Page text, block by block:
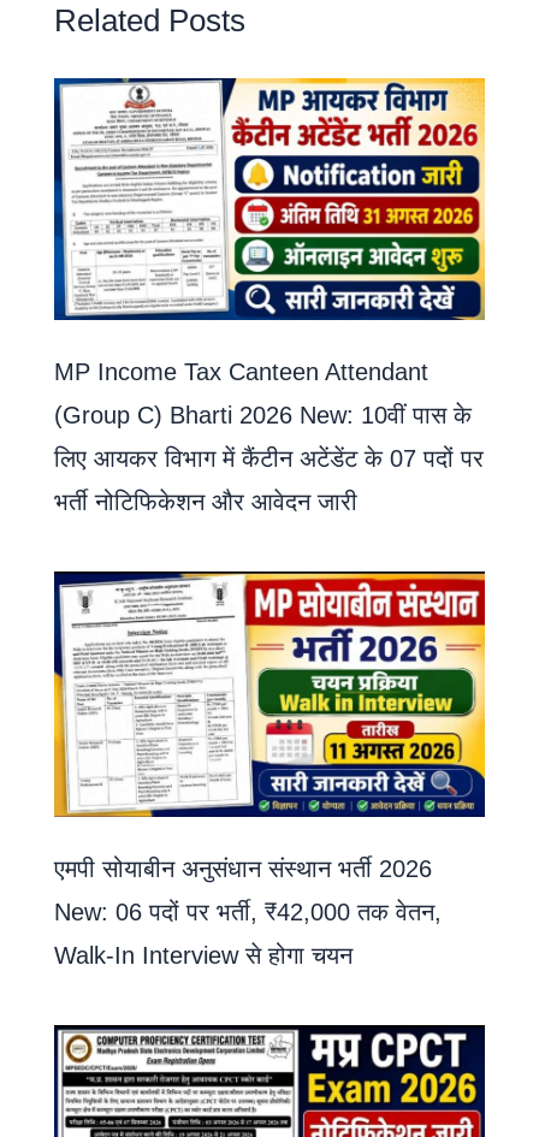
Related Posts
MP Income Tax Canteen Attendant
(Group C) Bharti 2026 New: 10वीं पास के
लिए आयकर विभाग में कैंटीन अटेंडेंट के 07 पदों पर
भर्ती नोटिफिकेशन और आवेदन जारी
एमपी सोयाबीन अनुसंधान संस्थान भर्ती 2026
New: 06 पदों पर भर्ती, ₹42,000 तक वेतन,
Walk-In Interview से होगा चयन